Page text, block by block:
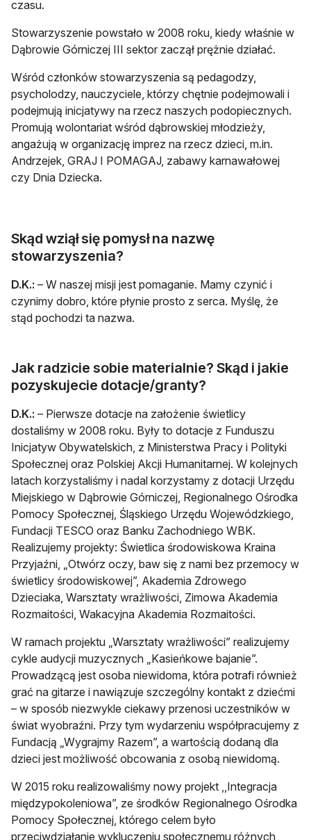
czasu.
Stowarzyszenie powstało w 2008 roku, kiedy właśnie w
Dąbrowie Górniczej III sektor zaczął prężnie działać.
Wśród członków stowarzyszenia są pedagodzy,
psycholodzy, nauczyciele, którzy chętnie podejmowali i
podejmują inicjatywy na rzecz naszych podopiecznych.
Promują wolontariat wśród dąbrowskiej młodzieży,
angażują w organizację imprez na rzecz dzieci, m.in.
Andrzejek, GRAJ I POMAGAJ, zabawy karnawałowej
czy Dnia Dziecka.
Skąd wziął się pomysł na nazwę
stowarzyszenia?
D.K.: – W naszej misji jest pomaganie. Mamy czynić i
czynimy dobro, które płynie prosto z serca. Myślę, że
stąd pochodzi ta nazwa.
Jak radzicie sobie materialnie? Skąd i jakie
pozyskujecie dotacje/granty?
D.K.: – Pierwsze dotacje na założenie świetlicy
dostaliśmy w 2008 roku. Były to dotacje z Funduszu
Inicjatyw Obywatelskich, z Ministerstwa Pracy i Polityki
Społecznej oraz Polskiej Akcji Humanitarnej. W kolejnych
latach korzystaliśmy i nadal korzystamy z dotacji Urzędu
Miejskiego w Dąbrowie Górniczej, Regionalnego Ośrodka
Pomocy Społecznej, Śląskiego Urzędu Wojewódzkiego,
Fundacji TESCO oraz Banku Zachodniego WBK.
Realizujemy projekty: Świetlica środowiskowa Kraina
Przyjaźni, „Otwórz oczy, baw się z nami bez przemocy w
świetlicy środowiskowej”, Akademia Zdrowego
Dzieciaka, Warsztaty wrażliwości, Zimowa Akademia
Rozmaitości, Wakacyjna Akademia Rozmaitości.
W ramach projektu „Warsztaty wrażliwości” realizujemy
cykle audycji muzycznych „Kasieńkowe bajanie”.
Prowadzącą jest osoba niewidoma, która potrafi również
grać na gitarze i nawiązuje szczególny kontakt z dziećmi
– w sposób niezwykle ciekawy przenosi uczestników w
świat wyobraźni. Przy tym wydarzeniu współpracujemy z
Fundacją „Wygrajmy Razem”, a wartością dodaną dla
dzieci jest możliwość obcowania z osobą niewidomą.
W 2015 roku realizowaliśmy nowy projekt ,,Integracja
międzypokoleniowa”, ze środków Regionalnego Ośrodka
Pomocy Społecznej, którego celem było
przeciwdziałanie wykluczeniu społecznemu różnych